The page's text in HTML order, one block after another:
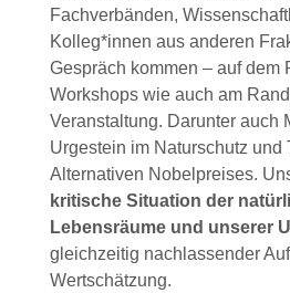
Fachverbänden,
Kolleg*innen aus anderen
Gespräch kommen – auf dem
Workshops wie auch am
Veranstaltung. Darunter auch
Urgestein im Naturschutz und
Alternativen Nobelpreises.
kritische Situation der
Lebensräume und unserer
gleichzeitig nachlassender
Wertschätzung.